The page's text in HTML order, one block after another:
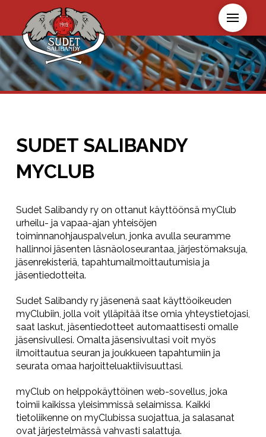
SUDET SALIBANDY
MYCLUB
Sudet Salibandy ry on ottanut käyttöönsä myClub
urheilu- ja vapaa-ajan yhteisöjen
toiminnanohjauspalvelun, jonka avulla seuramme
hallinnoi jäsenten läsnäoloseurantaa, järjestömaksuja,
jäsenrekisteriä, tapahtumailmoittautumisia ja
jäsentiedotteita.
Sudet Salibandy ry jäsenenä saat käyttöoikeuden
myClubiin, jolla voit ylläpitää itse omia yhteystietojasi,
saat laskut, jäsentiedotteet automaattisesti omalle
jäsensivullesi. Omalta jäsensivultasi voit myös
ilmoittautua seuran ja joukkueen tapahtumiin ja
seurata omaa harjoitteluaktiivisuuttasi.
myClub on helppokäyttöinen web-sovellus, joka
toimii kaikissa yleisimmissä selaimissa. Kaikki
tietoliikenne on myClubissa suojattua, ja salasanat
ovat järjestelmässä vahvasti salattuja.